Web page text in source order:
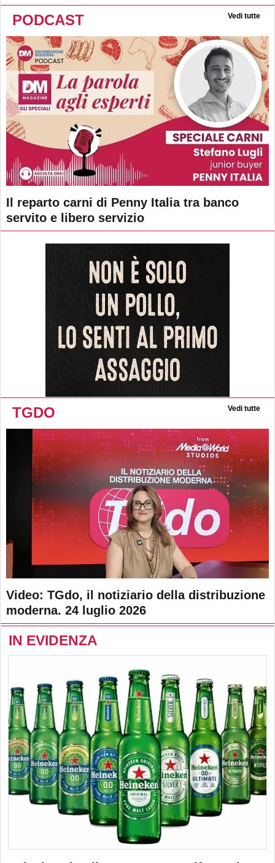
PODCAST Vedi tutte
Il reparto carni di Penny Italia tra banco
servito e libero servizio
TGDO Vedi tutte
Video: TGdo, il notiziario della distribuzione
moderna. 24 luglio 2026
IN EVIDENZA